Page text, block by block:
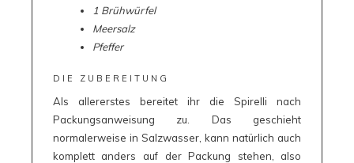
1 Brühwürfel
Meersalz
Pfeffer
DIE ZUBEREITUNG
Als allererstes bereitet ihr die Spirelli nach
Packungsanweisung zu. Das geschieht
normalerweise in Salzwasser, kann natürlich auch
komplett anders auf der Packung stehen, also